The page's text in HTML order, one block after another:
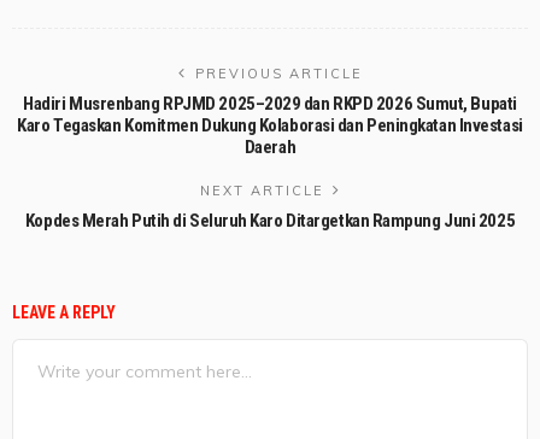
PREVIOUS ARTICLE
Hadiri Musrenbang RPJMD 2025–2029 dan RKPD 2026 Sumut, Bupati
Karo Tegaskan Komitmen Dukung Kolaborasi dan Peningkatan Investasi
Daerah
NEXT ARTICLE
Kopdes Merah Putih di Seluruh Karo Ditargetkan Rampung Juni 2025
LEAVE A REPLY